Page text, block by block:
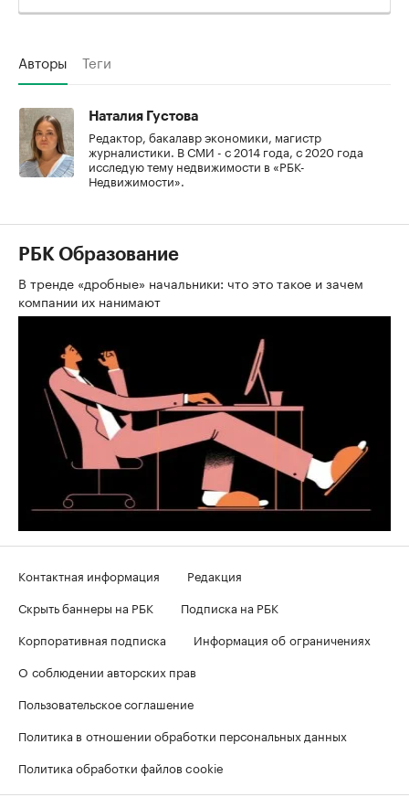
Авторы Теги
Наталия Густова
Редактор, бакалавр экономики, магистр
журналистики. В СМИ - с 2014 года, с 2020 года
исследую тему недвижимости в «РБК-
Недвижимости».
РБК Образование
В тренде «дробные» начальники: что это такое и зачем
компании их нанимают
Контактная информация
Редакция
Скрыть баннеры на РБК
Подписка на РБК
Корпоративная подписка
Информация об ограничениях
О соблюдении авторских прав
Пользовательское соглашение
Политика в отношении обработки персональных данных
Политика обработки файлов cookie